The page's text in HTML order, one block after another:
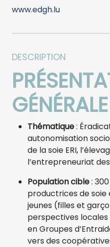
www.edgh.lu
DESCRIPTION
GÉNÉRALE
Thématique:
autonomisation
de la soie ERI,
l’entrepreneuriat
Population cible:
productrices de soie
jeunes (filles et
perspectives
en Groupes
vers des